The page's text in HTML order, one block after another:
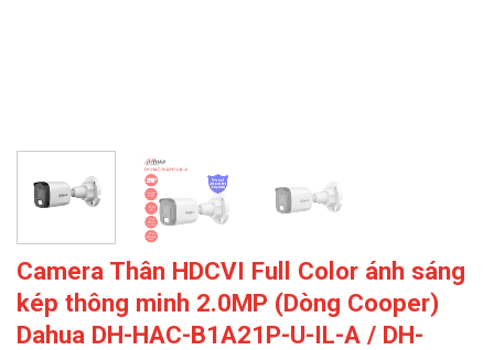
Camera Thân HDCVI Full Color ánh sáng
kép thông minh 2.0MP (Dòng Cooper)
Dahua DH-HAC-B1A21P-U-IL-A / DH-